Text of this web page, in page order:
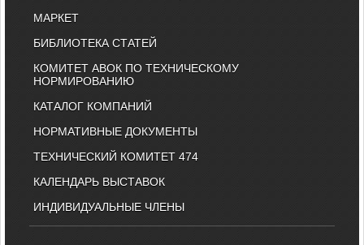
МАРКЕТ
БИБЛИОТЕКА СТАТЕЙ
КОМИТЕТ АВОК ПО ТЕХНИЧЕСКОМУ
НОРМИРОВАНИЮ
КАТАЛОГ КОМПАНИЙ
НОРМАТИВНЫЕ ДОКУМЕНТЫ
ТЕХНИЧЕСКИЙ КОМИТЕТ 474
КАЛЕНДАРЬ ВЫСТАВОК
ИНДИВИДУАЛЬНЫЕ ЧЛЕНЫ